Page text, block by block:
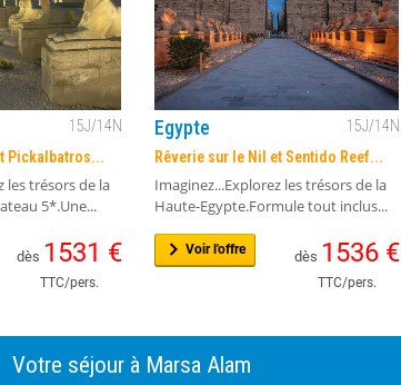
15J/14N
Pickalbatros...
les trésors de la
5*.Une...
dès 1531 €
TTC/pers.
Egypte 15J/14N
Rêverie sur le Nil et Sentido Reef...
Imaginez...Explorez les trésors de la
Haute-Egypte.Formule tout inclus...
dès 1536€
TTC/pers.
Voir l'offre
Votre séjour à Marsa Alam